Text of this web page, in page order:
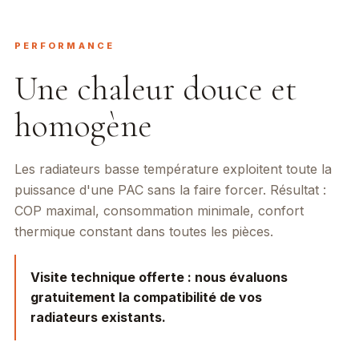
PERFORMANCE
Une chaleur douce et
homogène
Les radiateurs basse température exploitent toute la
puissance d'une PAC sans la faire forcer. Résultat :
COP maximal, consommation minimale, confort
thermique constant dans toutes les pièces.
Visite technique offerte : nous évaluons
gratuitement la compatibilité de vos
radiateurs existants.